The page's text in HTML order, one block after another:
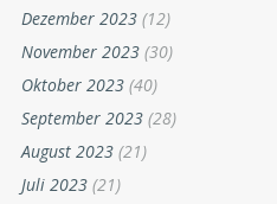
Dezember 2023 (12)
November 2023 (30)
Oktober 2023 (40)
September 2023 (28)
August 2023 (21)
Juli 2023 (21)